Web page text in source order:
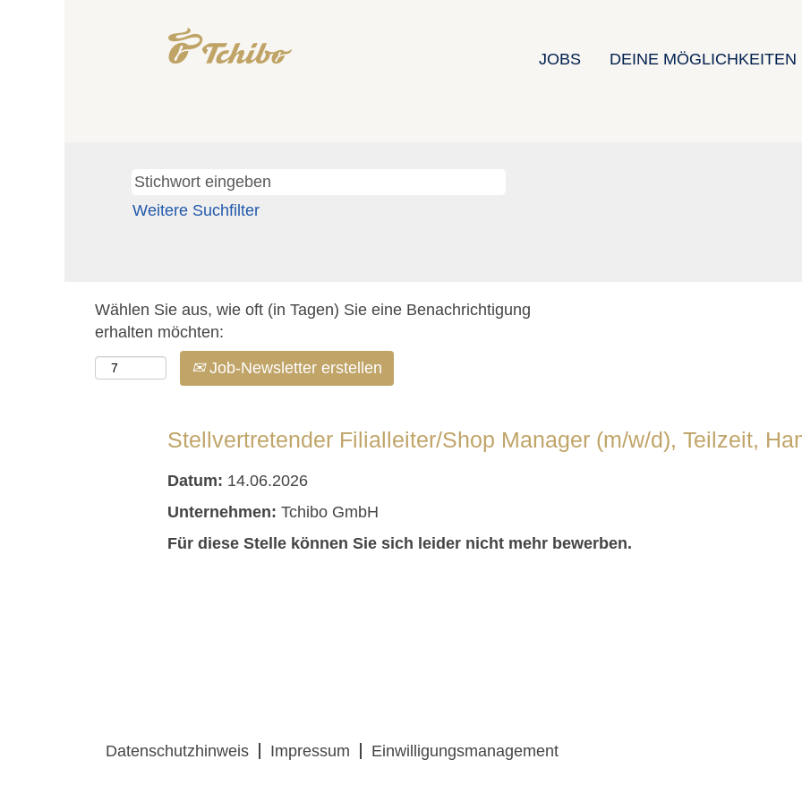
JOBS DEINE MÖGLICHKEITEN
Weitere Suchfilter
Wählen Sie aus, wie oft (in Tagen) Sie eine Benachrichtigung
erhalten möchten:
Job-Newsletter erstellen
Stellvertretender Filialleiter/Shop Manager (m/w/d), Teilzeit,
Datum: 14.06.2026
Unternehmen: Tchibo GmbH
Für diese Stelle können Sie sich leider nicht mehr bewerben.
Datenschutzhinweis Impressum Einwilligungsmanagement